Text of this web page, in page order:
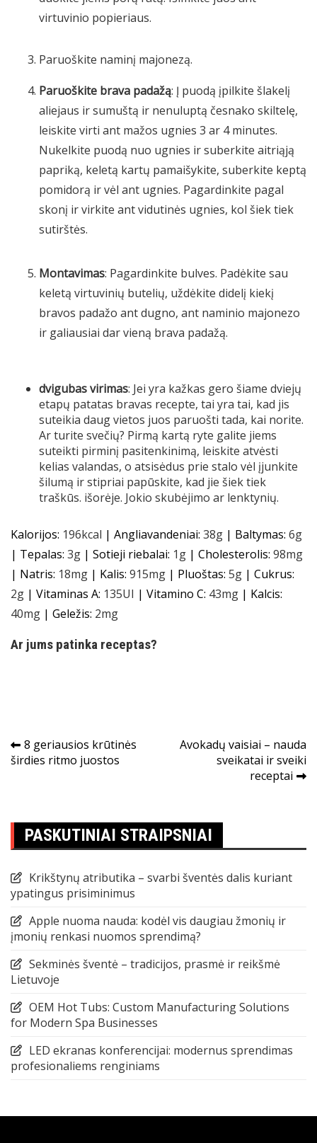
virtuvinio popieriaus.
Paruoškite naminį majonezą.
Paruoškite brava padažą: Į puodą įpilkite šlakelį
aliejaus ir sumuštą ir nenuluptą česnako skiltelę,
leiskite virti ant mažos ugnies 3 ar 4 minutes.
Nukelkite puodą nuo ugnies ir suberkite aitriąją
papriką, keletą kartų pamaišykite, suberkite keptą
pomidorą ir vėl ant ugnies. Pagardinkite pagal
skonį ir virkite ant vidutinės ugnies, kol šiek tiek
sutirštės.
Montavimas: Pagardinkite bulves. Padėkite sau
keletą virtuvinių butelių, uždėkite didelį kiekį
bravos padažo ant dugno, ant naminio majonezo
ir galiausiai dar vieną brava padažą.
dvigubas virimas: Jei yra kažkas gero šiame dviejų
etapų patatas bravas recepte, tai yra tai, kad jis
suteikia daug vietos juos paruošti tada, kai norite.
Ar turite svečių? Pirmą kartą ryte galite jiems
suteikti pirminį pasitenkinimą, leiskite atvėsti
kelias valandas, o atsisėdus prie stalo vėl įjunkite
šilumą ir stipriai papūskite, kad jie šiek tiek
traškūs. išorėje. Jokio skubėjimo ar lenktynių.
Kalorijos: 196kcal | Angliavandeniai: 38g | Baltymas: 6g
| Tepalas: 3g | Sotieji riebalai: 1g | Cholesterolis: 98mg
| Natris: 18mg | Kalis: 915mg | Pluoštas: 5g | Cukrus:
2g | Vitaminas A: 135UI | Vitamino C: 43mg | Kalcis:
40mg | Geležis: 2mg
Ar jums patinka receptas?
Navigacija
tarp
8 geriausios krūtinės
širdies ritmo juostos
Avokadų vaisiai – nauda
sveikatai ir sveiki
receptai
PASKUTINIAI STRAIPSNIAI
Krikštynų atributika – svarbi šventės dalis kuriant
ypatingus prisiminimus
Apple nuoma nauda: kodėl vis daugiau žmonių ir
įmonių renkasi nuomos sprendimą?
Sekminės šventė – tradicijos, prasmė ir reikšmė
Lietuvoje
OEM Hot Tubs: Custom Manufacturing Solutions
for Modern Spa Businesses
LED ekranas konferencijai: modernus sprendimas
profesionaliems renginiams